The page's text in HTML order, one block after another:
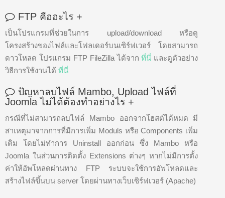
FTP คืออะไร +
เป็นโปรแกรมที่ช่วยในการ upload/download หรือดู
โครงสร้างของไฟล์และโฟลเดอร์บนเซิร์ฟเวอร์ โดยสามารถ
ดาวโหลด โปรแกรม FTP FileZilla ได้จากที่นี่ และดูตัวอย่าง
วิธีการใช้งานได้ ที่นี่
ปัญหาลบไฟล์ Mambo, Upload ไฟล์ที่
Joomla ไม่ได้ต้องทำอย่างไร +
กรณีที่ไม่สามารถลบไฟล์ Mambo ออกจากโฮสต์ได้หมด มี
สาเหตุมาจากการที่มีการเพิ่ม Moduls หรือ Components เพิ่ม
เติม โดยไม่ทำการ Uninstall ออกก่อน ซึ่ง Mambo หรือ
Joomla ในส่วนการติดตั้ง Extensions ต่างๆ หากไม่มีการตั้ง
ค่าให้อัพโหลดผ่านทาง FTP ระบบจะใช้การอัพโหลดและ
สร้างไฟล์ขึ้นบน server โดยผ่านทางเว็บเซิร์ฟเวอร์ (Apache)